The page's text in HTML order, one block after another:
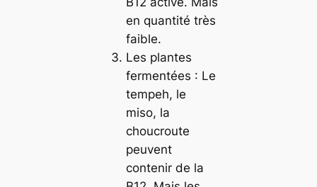
en quantité très
faible.
Les plantes
fermentées : Le
tempeh, le
miso, la
choucroute
peuvent
contenir de la